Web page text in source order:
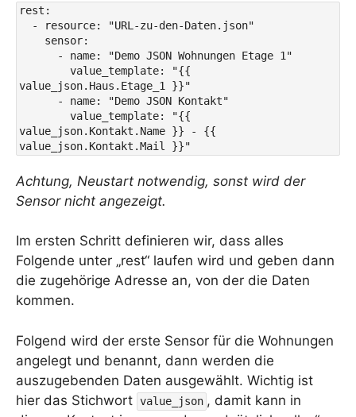
rest:
value_json.Haus.Etage_1 }}"
value_json.Kontakt.Name }} - {{
value_json.Kontakt.Mail }}"
Achtung, Neustart notwendig, sonst wird der
Sensor nicht angezeigt.
Im ersten Schritt definieren wir, dass alles
Folgende unter „rest“ laufen wird und geben dann
die zugehörige Adresse an, von der die Daten
kommen.
Folgend wird der erste Sensor für die Wohnungen
angelegt und benannt, dann werden die
auszugebenden Daten ausgewählt. Wichtig ist
hier das Stichwort value_json , damit kann in